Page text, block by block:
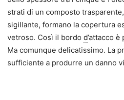
strati di un composto
sigillante, formano la copertura
vetroso. Così il bordo d’attacco
Ma comunque delicatissimo. La
sufficiente a produrre un danno